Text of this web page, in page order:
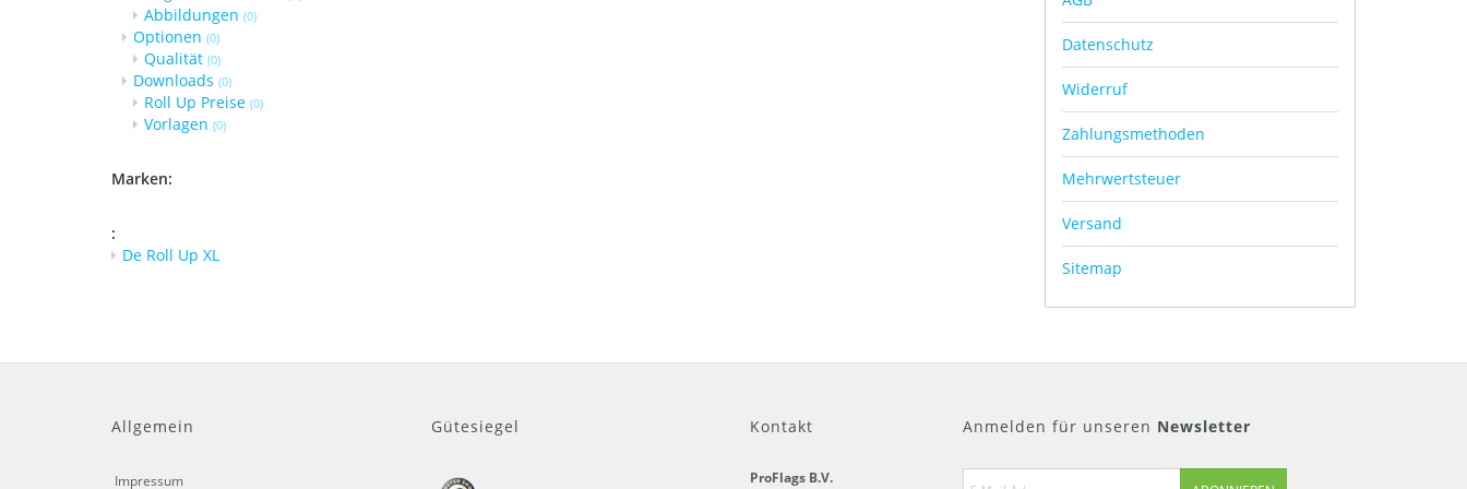
Abbildungen (0)
Optionen (0)
Qualität (0)
Downloads (0)
Roll Up Preise (0)
Vorlagen (0)
Marken:
:
De Roll Up XL
Datenschutz
Widerruf
Zahlungsmethoden
Mehrwertsteuer
Versand
Sitemap
Allgemein
Impressum
Gütesiegel Kontakt
ProFlags B.V.
Anmelden für unseren Newsletter